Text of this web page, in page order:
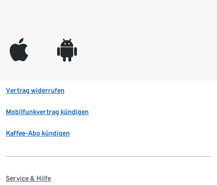
appleinc android
Vertrag widerrufen
Mobilfunkvertrag kündigen
Kaffee-Abo kündigen
Service & Hilfe